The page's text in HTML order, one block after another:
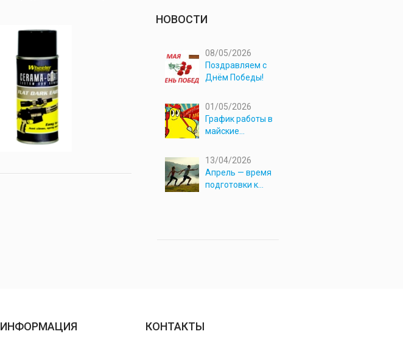
НОВОСТИ
08/05/2026
Поздравляем с
Днём Победы!
01/05/2026
График работы в
майские
13/04/2026
Апрель — время
подготовки к
ИНФОРМАЦИЯ КОНТАКТЫ